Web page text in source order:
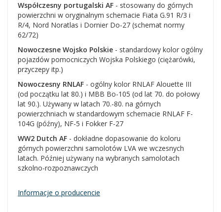
Współczesny portugalski AF - stosowany do górnych
powierzchni w oryginalnym schemacie Fiata G.91 R/3 i
R/4, Nord Noratlas i Dornier Do-27 (schemat normy
62/72)
Nowoczesne Wojsko Polskie - standardowy kolor ogólny
pojazdów pomocniczych Wojska Polskiego (ciężarówki,
przyczepy itp.)
Nowoczesny RNLAF - ogólny kolor RNLAF Alouette III
(od początku lat 80.) i MBB Bo-105 (od lat 70. do połowy
lat 90.). Używany w latach 70.-80. na górnych
powierzchniach w standardowym schemacie RNLAF F-
104G (późny), NF-5 i Fokker F-27
WW2 Dutch AF - dokładne dopasowanie do koloru
górnych powierzchni samolotów LVA we wczesnych
latach. Później używany na wybranych samolotach
szkolno-rozpoznawczych
Informacje o producencie